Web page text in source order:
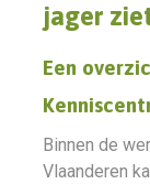
jager
Een
Binnen de
Vlaanderen